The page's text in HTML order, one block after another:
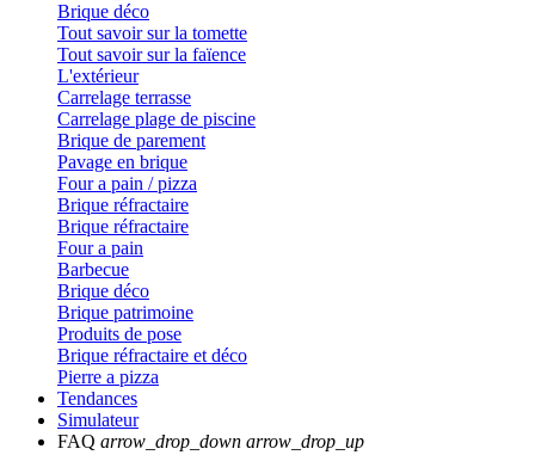
Brique déco
Tout savoir sur la tomette
Tout savoir sur la faïence
L'extérieur
Carrelage terrasse
Carrelage plage de piscine
Brique de parement
Pavage en brique
Four a pain / pizza
Brique réfractaire
Brique réfractaire
Four a pain
Barbecue
Brique déco
Brique patrimoine
Produits de pose
Brique réfractaire et déco
Pierre a pizza
Tendances
Simulateur
FAQ arrow_drop_down arrow_drop_up